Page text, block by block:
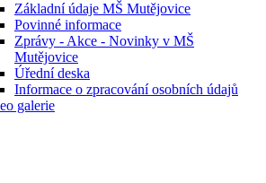
Základní údaje MŠ Mutějovice
Povinné informace
Zprávy - Akce - Novinky v MŠ
Mutějovice
Úřední deska
Informace o zpracování osobních údajů
galerie